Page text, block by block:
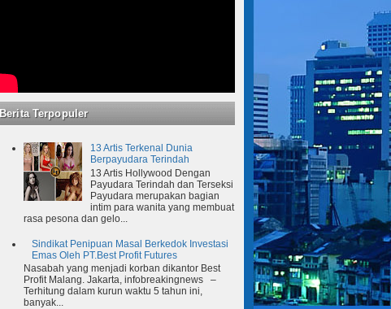
Berita Terpopuler
13 Artis Terkenal Dunia
Berpayudara Terindah
13 Artis Hollywood Dengan
Payudara Terindah dan Terseksi
Payudara merupakan bagian
intim para wanita yang membuat
rasa pesona dan gelo...
Sindikat Penipuan Masal Berkedok Investasi
Emas Oleh PT.Best Profit Futures
Nasabah yang menjadi korban dikantor Best
Profit Malang. Jakarta, infobreakingnews –
Terhitung dalam kurun waktu 5 tahun ini,
banyak...